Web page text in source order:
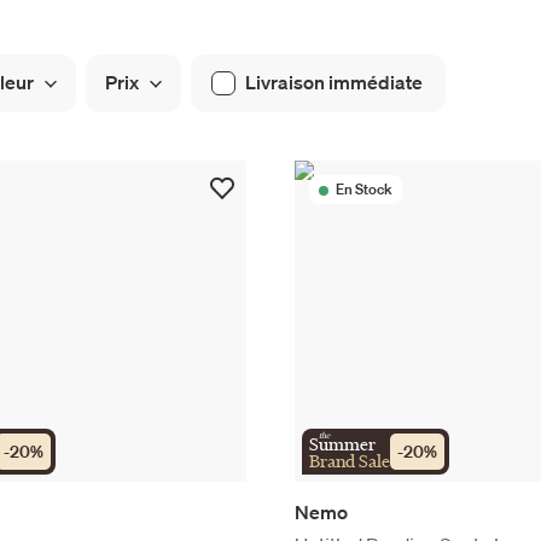
Prix Livraison immédiate
-20%
En Stock
the
Summer
Brand Sale -20%
Nemo